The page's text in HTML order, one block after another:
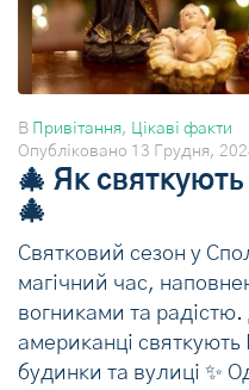
В Привітання,
Цікаві факти
Опубліковано 13 Грудня,
🎄 Як
🎄
Святковий сезон у
магічний час,
вогниками та
американці
будинки та вулиці ✨